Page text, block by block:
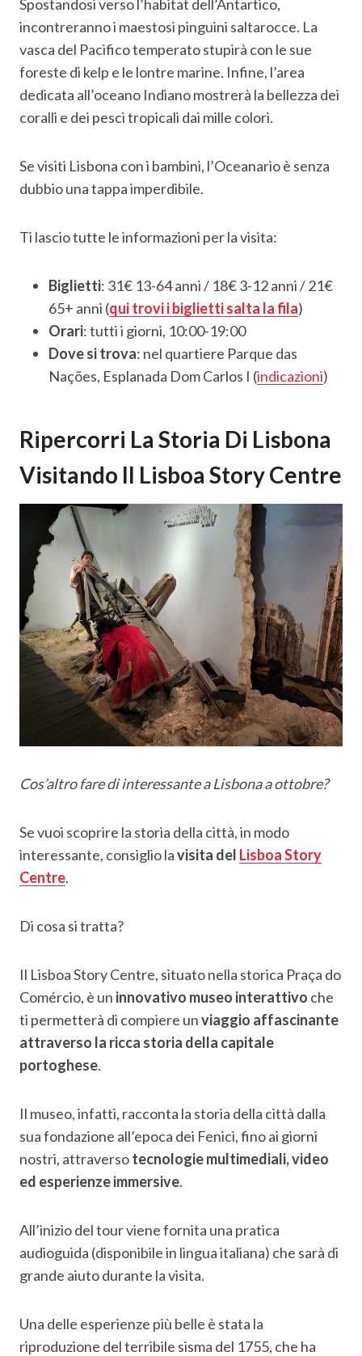
Spostandosi verso l’habitat dell’Antartico,
incontreranno i maestosi pinguini saltarocce. La
vasca del Pacifico temperato stupirà con le sue
foreste di kelp e le lontre marine. Infine, l’area
dedicata all’oceano Indiano mostrerà la bellezza dei
coralli e dei pesci tropicali dai mille colori.
Se visiti Lisbona con i bambini, l’Oceanario è senza
dubbio una tappa imperdibile.
Ti lascio tutte le informazioni per la visita:
Biglietti: 31€ 13-64 anni / 18€ 3-12 anni / 21€
65+ anni (qui trovi i biglietti salta la fila)
Orari: tutti i giorni, 10:00-19:00
Dove si trova: nel quartiere Parque das
Nações, Esplanada Dom Carlos I (indicazioni)
Ripercorri La Storia Di Lisbona
Visitando Il Lisboa Story Centre
Cos’altro fare di interessante a Lisbona a ottobre?
Se vuoi scoprire la storia della città, in modo
interessante, consiglio lavisita del Lisboa Story
Centre.
Di cosa si tratta?
Il Lisboa Story Centre, situato nella storica Praça do
Comércio, è un innovativo museo interattivo che
ti permetterà di compiere unviaggio affascinante
attraverso la ricca storia della capitale
portoghese.
Il museo, infatti, racconta la storia della città dalla
sua fondazione all’epoca dei Fenici, fino ai giorni
nostri, attraversotecnologie multimediali, video
ed esperienze immersive.
All’inizio del tour viene fornita una pratica
audioguida (disponibile in lingua italiana) che sarà di
grande aiuto durante la visita.
Una delle esperienze più belle è stata la
riproduzione del terribile sisma del 1755, che ha